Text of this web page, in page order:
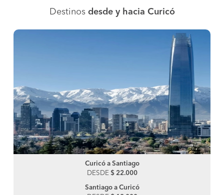
Destinos desde y hacia Curicó
Curicó a Santiago
DESDE $ 22.000
Santiago a Curicó